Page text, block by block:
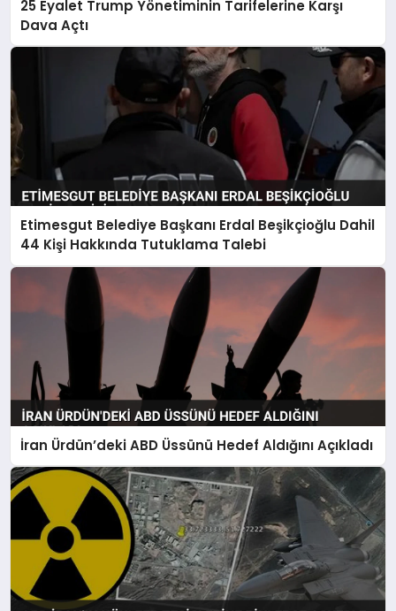
25 Eyalet Trump Yönetiminin Tarifelerine Karşı
Dava Açtı
Etimesgut Belediye Başkanı Erdal Beşikçioğlu Dahil
44 Kişi Hakkında Tutuklama Talebi
İran Ürdün’deki ABD Üssünü Hedef Aldığını Açıkladı